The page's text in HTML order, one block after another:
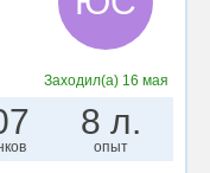
Заходил(а) 16 мая
8 л.
опыт